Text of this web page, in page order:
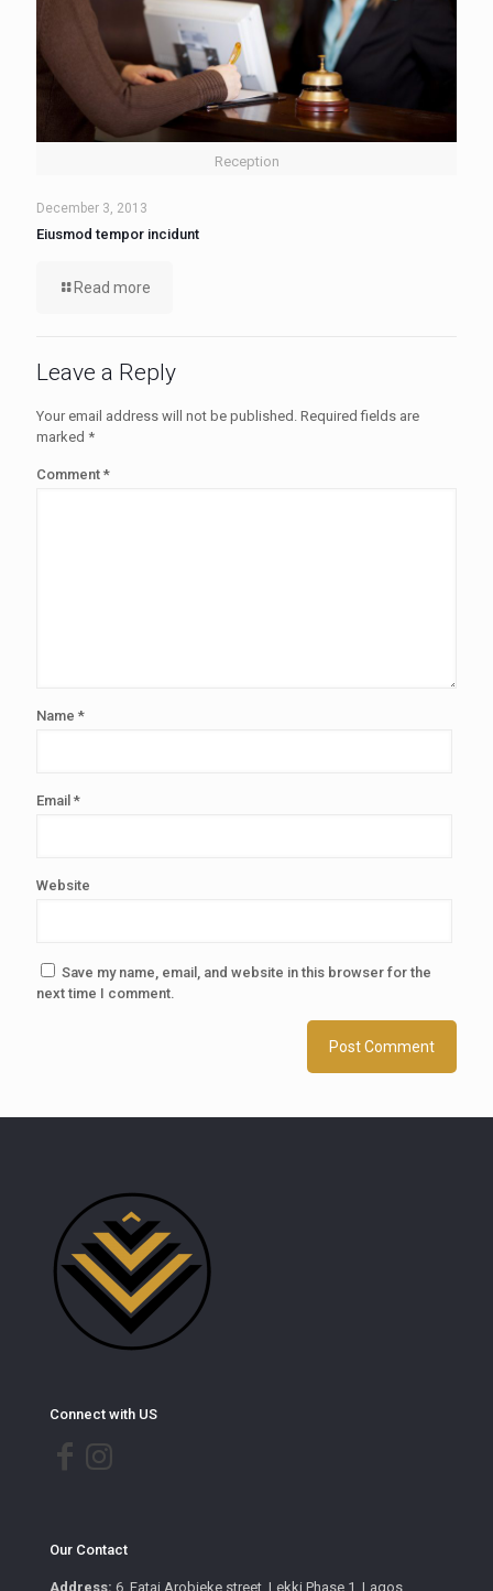
Reception
December 3, 2013
Eiusmod tempor incidunt
Read more
Leave a Reply
Your email address will not be published. Required fields are
marked *
Comment *
Name *
Email *
Website
Save my name, email, and website in this browser for the
next time I comment.
Connect with US
Our Contact
Address: 6, Fatai Arobieke street, Lekki Phase 1, Lagos.